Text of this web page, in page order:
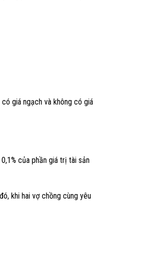
giá ngạch và không có giá
của phần giá trị tài sản
khi hai vợ chồng cùng yêu